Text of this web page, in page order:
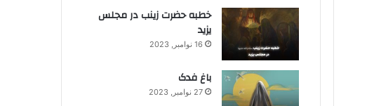
خطبه حضرت زینب در مجلس
یزید
16 نوامبر, 2023
باغ فدک
27 نوامبر, 2023